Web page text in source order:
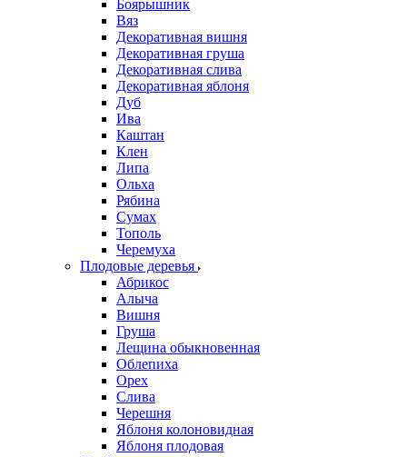
Боярышник
Вяз
Декоративная вишня
Декоративная груша
Декоративная слива
Декоративная яблоня
Дуб
Ива
Каштан
Клен
Липа
Ольха
Рябина
Сумах
Тополь
Черемуха
Плодовые деревья
Абрикос
Алыча
Вишня
Груша
Лещина обыкновенная
Облепиха
Орех
Слива
Черешня
Яблоня колоновидная
Яблоня плодовая